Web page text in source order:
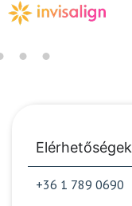
Elérhetőségek
+36 1 789 0690